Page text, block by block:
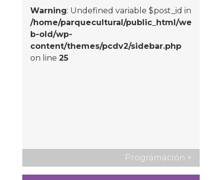
Warning: Undefined variable $post_id in
/home/parquecultural/public_html/we
b-old/wp-
content/themes/pcdv2/sidebar.php
on line 25
Programación +